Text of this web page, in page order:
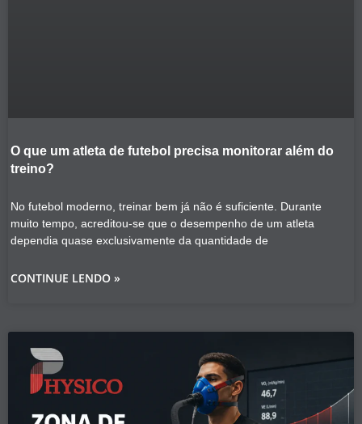
O que um atleta de futebol precisa monitorar além do
treino?
No futebol moderno, treinar bem já não é suficiente. Durante
muito tempo, acreditou-se que o desempenho de um atleta
dependia quase exclusivamente da quantidade de
CONTINUE LENDO »